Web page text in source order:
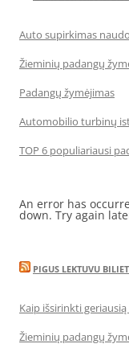
Auto supirkimas
Žieminių padangų
Padangų žymėjimas
Automobilio turbinų
TOP 6 populiariausi
An error has
down. Try again
PIGUS LEKTUVU
Kaip išsirinkti
Žieminių padangų